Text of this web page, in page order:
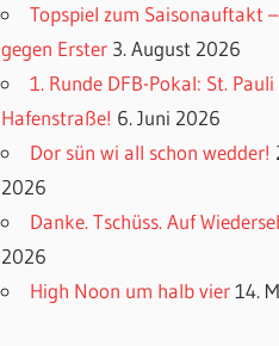
Topspiel zum Saisonauftakt
gegen Erster 3. August 2026
1. Runde DFB-Pokal: St.
Hafenstraße! 6. Juni 2026
Dor sün wi all schon wedder!
2026
Danke. Tschüss. Auf
2026
High Noon um halb vier 14.